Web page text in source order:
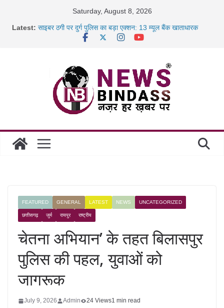
Saturday, August 8, 2026
Latest: साइबर ठगी पर दुर्ग पुलिस का बड़ा एक्शन: 13 म्यूल बैंक खाताधारक
रायपुर में कल्याण ज्वेलर्स में डकैती की साजिश नाकाम, दिल्ली-बिहार
छत्तीसगढ़ में 1460 गोधाम होंगे स्थापित, हर विकासखंड के 10 उत्कृष्ट
गोठानों
FEATURED GENERAL LATEST NEWS UNCATEGORIZED
छत्तीसगढ़ जुर्म रायपुर राष्ट्रीय
चेतना अभियान’ के तहत बिलासपुर
पुलिस की पहल, युवाओं को
जागरूक
July 9, 2026 Admin 24 Views1 min read